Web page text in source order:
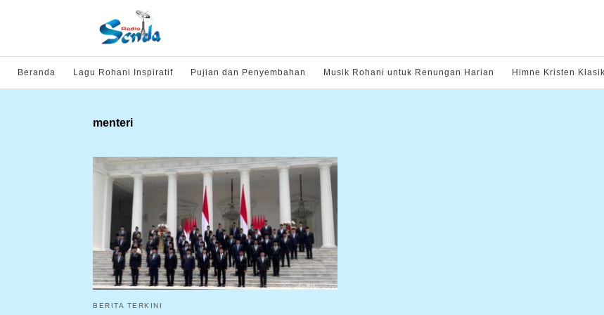
Beranda Lagu Rohani Inspiratif Pujian dan Penyembahan Musik Rohani untuk Renungan Harian Himne Kristen Klasik
menteri
BERITA TERKINI